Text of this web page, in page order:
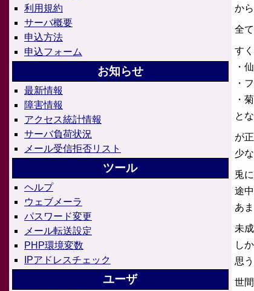
利用規約
サーバ概要
申込方法
申込フォーム
お知らせ
最新情報
障害情報
アクセス統計情報
サーバ負荷状況
メール受信拒否リスト
ツール
ヘルプ
ウェブメーラ
パスワード変更
メール転送設定
PHP環境変数
IPアドレスチェック
ユーザ
か
全
す
・
・
・
と
が
少
兎
途
あ
未
し
思う
世